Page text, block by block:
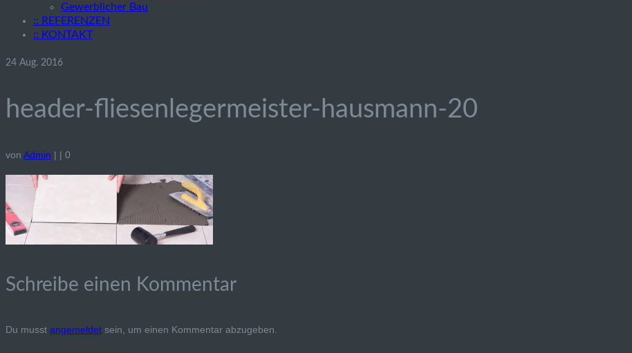
Gewerblicher Bau
:: REFERENZEN
:: KONTAKT
24 Aug. 2016
header-fliesenlegermeister-hausmann-20
von Admin | | 0
Schreibe einen Kommentar
Du musst angemeldet sein, um einen Kommentar abzugeben.